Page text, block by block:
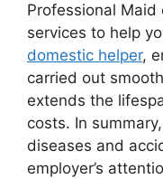
Professional
services to help
domestic helper,
carried out
extends the
costs. In
diseases and
employer’s